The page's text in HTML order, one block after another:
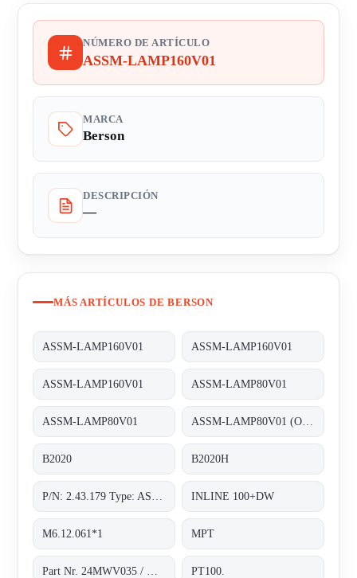
NÚMERO DE ARTÍCULO
ASSM-LAMP160V01
MARCA
Berson
DESCRIPCIÓN
—
MÁS ARTÍCULOS DE BERSON
ASSM-LAMP160V01 ASSM-LAMP160V01
ASSM-LAMP160V01 ASSM-LAMP80V01
ASSM-LAMP80V01
B2020 B2020H
INLINE 100+DW
M6.12.061*1 MPT
PT100.